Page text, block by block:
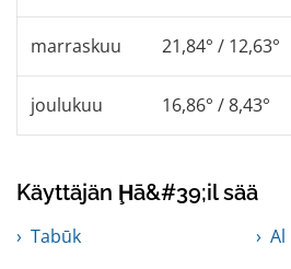
marraskuu 21,84° / 12,63°
joulukuu 16,86° / 8,43°
Käyttäjän Ḩā&#39;il sää
Tabūk
Al